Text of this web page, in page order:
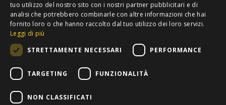
tuo utilizzo del nostro sito con i nostri partner pubblicitari e di
analisi che potrebbero combinarle con altre informazioni che hai
fornito loro o che hanno raccolto dal tuo utilizzo dei loro servizi.
Leggi di più
STRETTAMENTE NECESSARI
PERFORMANCE
TARGETING FUNZIONALITÀ
NON CLASSIFICATI